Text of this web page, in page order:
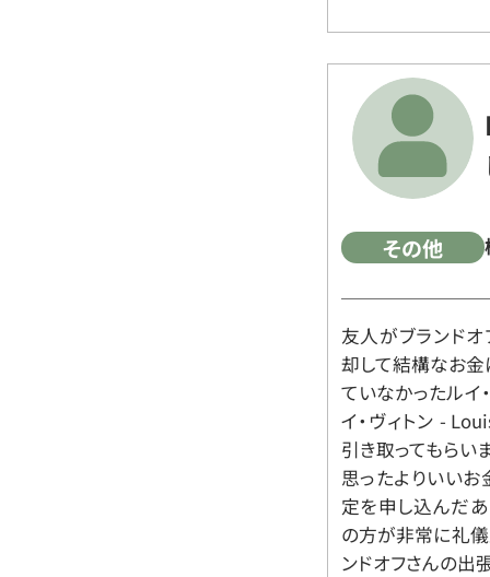
その他
友人がブランド
却して結構なお金
ていなかったルイ
イ・ヴィトン -
引き取ってもらい
思ったよりいいお
定を申し込んだ
の方が非常に礼儀
ンドオフさんの出